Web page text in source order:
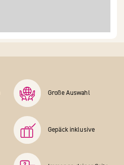
Große Auswahl
Gepäck inklusive